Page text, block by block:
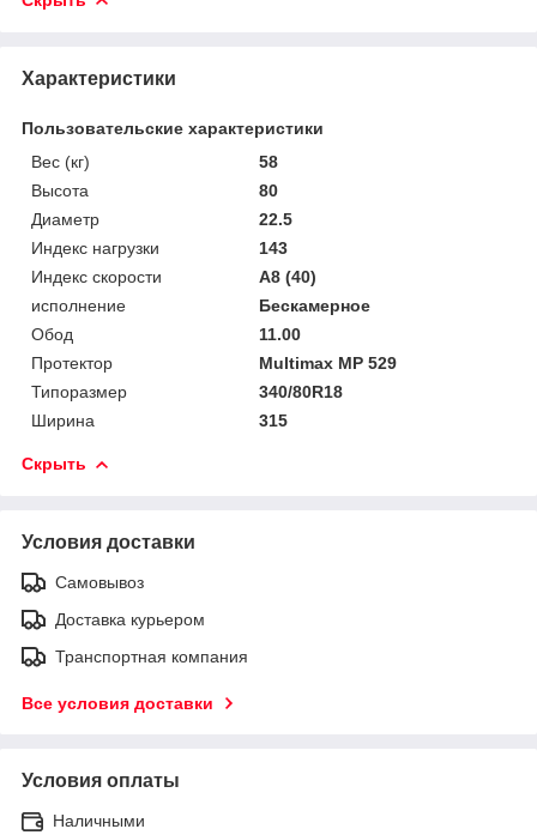
Характеристики
Пользовательские характеристики
Вес (кг)
58
Высота
80
Диаметр
22.5
Индекс нагрузки
143
Индекс скорости
A8 (40)
исполнение
Бескамерное
Обод
11.00
Протектор
Multimax MP 529
Типоразмер
340/80R18
Ширина
315
Скрыть
Условия доставки
Самовывоз
Доставка курьером
Транспортная компания
Все условия доставки
Условия оплаты
Наличными